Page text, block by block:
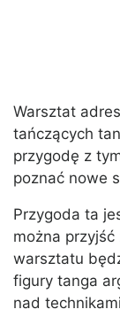
Warsztat
tańczących
przygodę z
poznać nowe
Przygoda ta
można
warsztatu
figury tanga
nad